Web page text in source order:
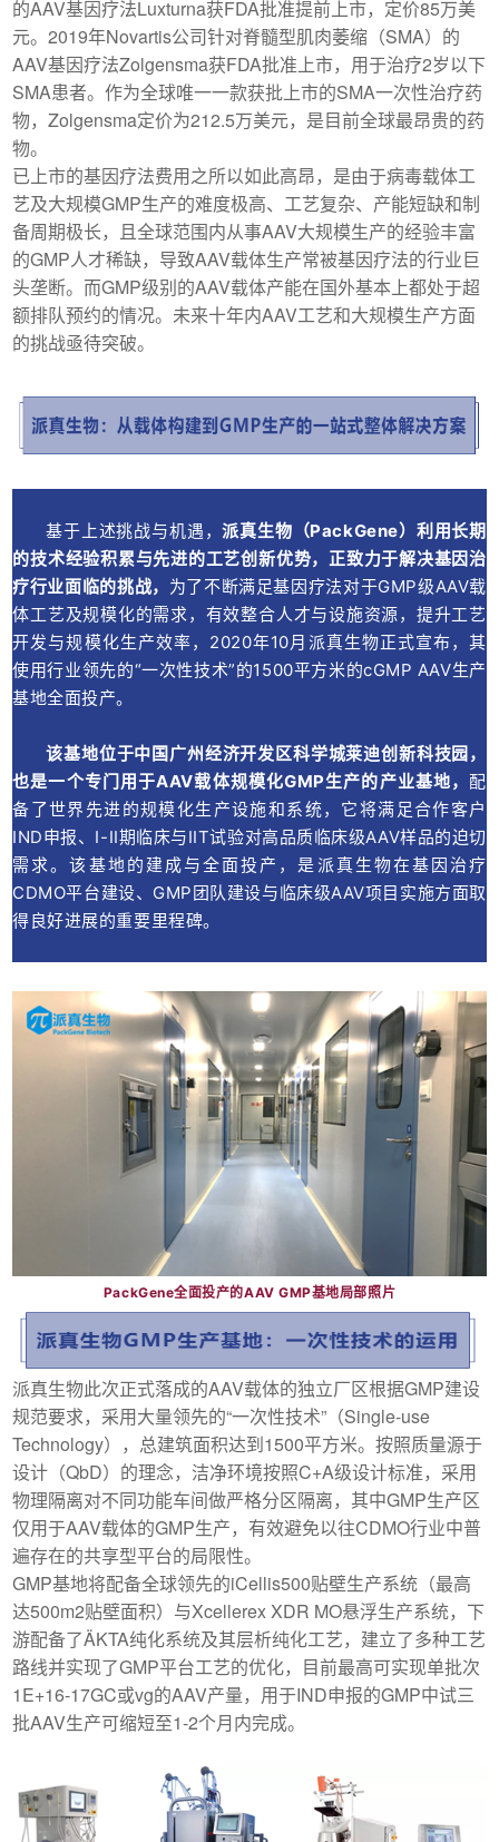
的AAV基因疗法Luxturna获FDA批准提前上市，定价85万美
元。2019年Novartis公司针对脊髓型肌肉萎缩（SMA）的
AAV基因疗法Zolgensma获FDA批准上市，用于治疗2岁以下
SMA患者。作为全球唯一一款获批上市的SMA一次性治疗药
物，Zolgensma定价为212.5万美元，是目前全球最昂贵的药
物。
已上市的基因疗法费用之所以如此高昂，是由于病毒载体工
艺及大规模GMP生产的难度极高、工艺复杂、产能短缺和制
备周期极长，且全球范围内从事AAV大规模生产的经验丰富
的GMP人才稀缺，导致AAV载体生产常被基因疗法的行业巨
头垄断。而GMP级别的AAV载体产能在国外基本上都处于超
额排队预约的情况。未来十年内AAV工艺和大规模生产方面
的挑战亟待突破。
基于上述挑战与机遇，派真生物（PackGene）利用长期
的技术经验积累与先进的工艺创新优势，正致力于解决基因治
疗行业面临的挑战， 为了不断满足基因疗法对于GMP级AAV载
体工艺及规模化的需求，有效整合人才与设施资源，提升工艺
开发与规模化生产效率，2020年10月派真生物正式宣布，其
使用行业领先的“一次性技术”的1500平方米的cGMP AAV生产
基地全面投产。
该基地位于中国广州经济开发区科学城莱迪创新科技园，
也是一个专门用于AAV载体规模化GMP生产的产业基地，配
备了世界先进的规模化生产设施和系统，它将满足合作客户
IND申报、I-II期临床与IIT试验对高品质临床级AAV样品的迫切
需求。该基地的建成与全面投产，是派真生物在基因治疗
CDMO平台建设、GMP团队建设与临床级AAV项目实施方面取
得良好进展的重要里程碑。
PackGene全面投产的AAV GMP基地局部照片
派真生物此次正式落成的AAV载体的独立厂区根据GMP建设
规范要求，采用大量领先的“一次性技术”（Single-use
Technology），总建筑面积达到1500平方米。按照质量源于
设计（QbD）的理念，洁净环境按照C+A级设计标准，采用
物理隔离对不同功能车间做严格分区隔离，其中GMP生产区
仅用于AAV载体的GMP生产，有效避免以往CDMO行业中普
遍存在的共享型平台的局限性。
GMP基地将配备全球领先的iCellis500贴壁生产系统（最高
达500m2贴壁面积）与Xcellerex XDR MO悬浮生产系统，下
游配备了ÄKTA纯化系统及其层析纯化工艺，建立了多种工艺
路线并实现了GMP平台工艺的优化，目前最高可实现单批次
1E+16-17GC或vg的AAV产量，用于IND申报的GMP中试三
批AAV生产可缩短至1-2个月内完成。